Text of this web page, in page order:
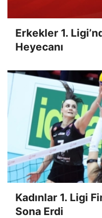
Erkekler 1.
Heyecanı
Kadınlar 1. Ligi
Sona Erdi